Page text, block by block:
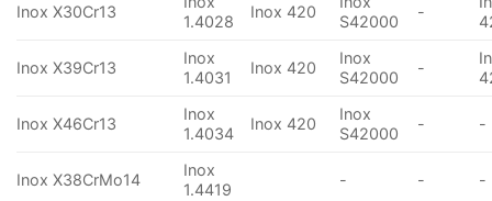
Inox X30Cr13
1.4028
Inox 420
S42000
-
Inox X39Cr13
Inox
1.4031
Inox 420
Inox
S42000
-
Inox X46Cr13
Inox
1.4034
Inox 420
Inox
S42000
- -
Inox X38CrMo14
Inox
1.4419
- - -